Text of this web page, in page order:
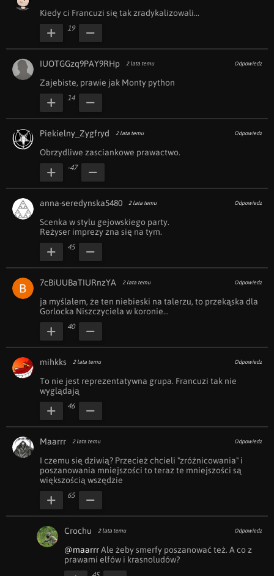
Kiedy ci Francuzi się tak zradykalizowali...
19
IUOTGGzq9PAY9RHp 2 lata temu Odpowiedz
Zajebiste, prawie jak Monty python
14
Piekielny_Zygfryd 2 lata temu Odpowiedz
Obrzydliwe zasciankowe prawactwo.
-47
anna-seredynska5480 2 lata temu Odpowiedz
Scenka w stylu gejowskiego party.
Reżyser imprezy zna się na tym.
45
7cBiUUBaTIURnzYA 2 lata temu Odpowiedz
ja myślałem, że ten niebieski na talerzu, to przekąska dla
Gorlocka Niszczyciela w koronie...
40
mihkks 2 lata temu Odpowiedz
To nie jest reprezentatywna grupa. Francuzi tak nie
wyglądają
46
Maarrr 2 lata temu Odpowiedz
I czemu się dziwią? Przecież chcieli "zróżnicowania" i
poszanowania mniejszości to teraz te mniejszości są
większością wszędzie
65
Crochu 2 lata temu Odpowiedz
@maarrr Ale żeby smerfy poszanować też. A co z
prawami elfów i krasnoludów?